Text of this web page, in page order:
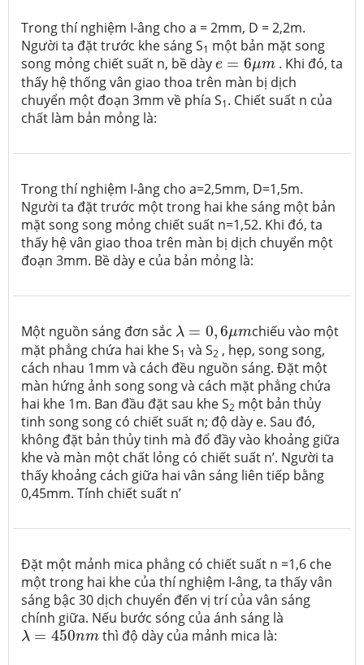
Trong thí nghiệm I-âng cho a = 2mm, D = 2,2m.
Người ta đặt trước khe sáng S1 một bản mặt song
song mỏng chiết suất n, bề dày e = 6μm
e=6μm . Khi đó, ta
thấy hệ thống vân giao thoa trên màn bị dịch
chuyển một đoạn 3mm về phía S1. Chiết suất n của
chất làm bản mỏng là:
Trong thí nghiệm I-âng cho a=2,5mm, D=1,5m.
Người ta đặt trước một trong hai khe sáng một bản
mặt song song mỏng chiết suất n=1,52. Khi đó, ta
thấy hệ vân giao thoa trên màn bị dịch chuyển một
đoạn 3mm. Bề dày e của bản mỏng là:
Một nguồn sáng đơn sắc λ = 0,6μm
λ 6 μm
chiếu vào một
mặt phẳng chứa hai khe S1 và S2 , hẹp, song song,
cách nhau 1mm và cách đều nguồn sáng. Đặt một
màn hứng ảnh song song và cách mặt phẳng chứa
hai khe 1m. Ban đầu đặt sau khe S2 một bản thủy
tinh song song có chiết suất n; độ dày e. Sau đó,
không đặt bản thủy tinh mà đổ đầy vào khoảng giữa
khe và màn một chất lỏng có chiết suất n’. Người ta
thấy khoảng cách giữa hai vân sáng liên tiếp bằng
0,45mm. Tính chiết suất n’
Đặt một mảnh mica phẳng có chiết suất n =1,6 che
một trong hai khe của thí nghiệm I-âng, ta thấy vân
sáng bậc 30 dịch chuyển đến vị trí của vân sáng
chính giữa. Nếu bước sóng của ánh sáng là
λ = 450nm
λ=450nm thì độ dày của mảnh mica là: